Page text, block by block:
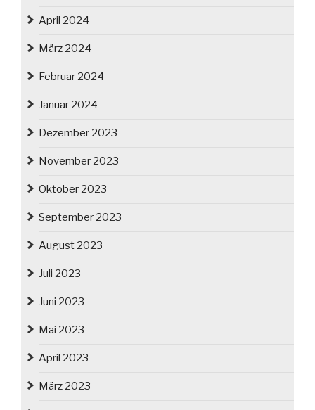
April 2024
März 2024
Februar 2024
Januar 2024
Dezember 2023
November 2023
Oktober 2023
September 2023
August 2023
Juli 2023
Juni 2023
Mai 2023
April 2023
März 2023